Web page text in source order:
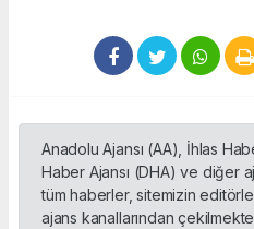
Anadolu Ajansı (AA), İhlas
Haber Ajansı (DHA) ve diğer
tüm haberler, sitemizin
ajans kanallarından